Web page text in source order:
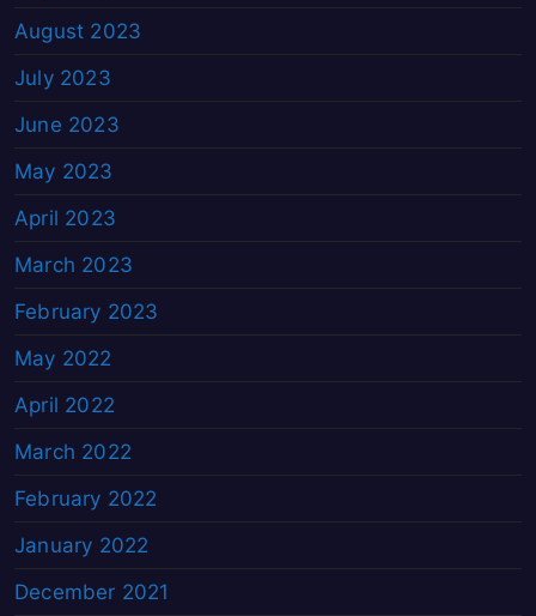
August 2023
July 2023
June 2023
May 2023
April 2023
March 2023
February 2023
May 2022
April 2022
March 2022
February 2022
January 2022
December 2021